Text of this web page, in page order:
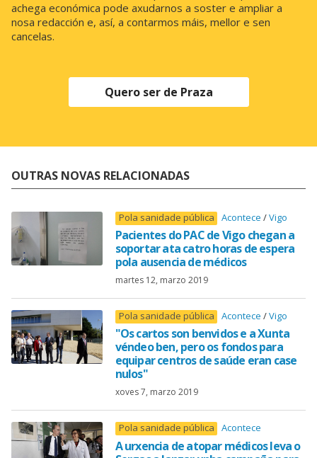
achega económica pode axudarnos a soster e ampliar a
nosa redacción e, así, a contarmos máis, mellor e sen
cancelas.
Quero ser de Praza
OUTRAS NOVAS RELACIONADAS
Pola sanidade pública Acontece Vigo
Pacientes do PAC de Vigo chegan a
soportar ata catro horas de espera
pola ausencia de médicos
martes 12, marzo 2019
Pola sanidade pública Acontece Vigo
"Os cartos son benvidos e a Xunta
véndeo ben, pero os fondos para
equipar centros de saúde eran case
nulos"
xoves 7, marzo 2019
Pola sanidade pública Acontece
A urxencia de atopar médicos leva o